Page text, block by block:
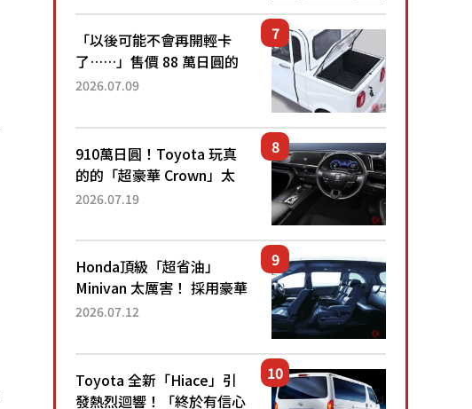
高階「Super Sport」車款
相同的...
「以後可能不會再開輕卡
了……」售價 88 萬日圓的
「超迷你輕型貨車」引發兩
100 公里！」「免驗車真的
太棒了！...
2026.07.09
910萬日圓！Toyota 玩真
的的「超豪華 Crown」太
厲害了！採用由「匠人技
運動化「底盤設定」！還配
備專屬豪華...
2026.07.19
Honda頂級「超省油」
Minivan 太厲害！ 採用豪華
「真皮座椅」與專屬「黑色
公里，兼具優異節能表現與
舒適「三...
2026.07.12
Toyota 全新「Hiace」引
發熱烈迴響！「終於有信心